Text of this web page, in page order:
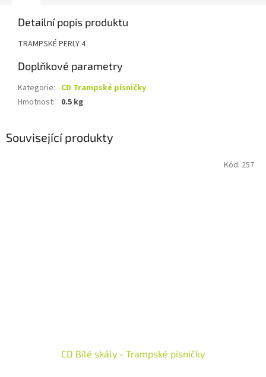
Detailní popis produktu
TRAMPSKÉ PERLY 4
Doplňkové parametry
Kategorie: CD Trampské písničky
Hmotnost: 0.5 kg
Související produkty
CD Bílé skály - Trampské písničky
Kód: 257